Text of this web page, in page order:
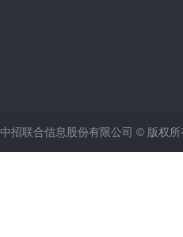
中招联合信息股份有限公司 © 版权